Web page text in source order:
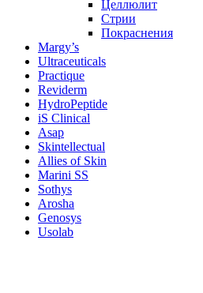
Целлюлит
Стрии
Покраснения
Margy’s
Ultraceuticals
Practique
Reviderm
HydroPeptide
iS Clinical
Asap
Skintellectual
Allies of Skin
Marini SS
Sothys
Arosha
Genosys
Usolab